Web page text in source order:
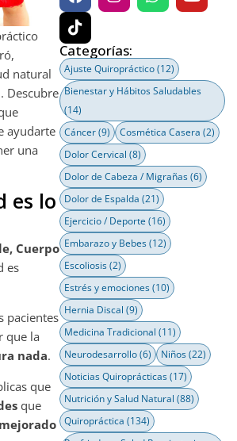
natural
Descubre
ayudarte
una
es lo
Cuerpo
es
pacientes
que la
nada.
que
que
mejorado
Categorías:
Ajuste Quiropráctico(12)
Bienestar y Hábitos Saludables
(14)
Cáncer(9) Cosmética Casera (2)
Dolor Cervical (8)
Dolor de Cabeza / Migrañas(6)
Dolor de Espalda (21)
Ejercicio / Deporte (16)
Embarazo y Bebes(12)
Escoliosis(2)
Estrés y emociones(10)
Hernia Discal (9)
Medicina Tradicional (11)
Neurodesarrollo(6) Niños(22)
Noticias Quiroprácticas(17)
Nutrición y Salud Natural (88)
Quiropráctica (134)